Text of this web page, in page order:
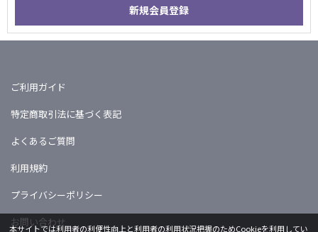
ご利用ガイド
特定商取引法に基づく表記
よくあるご質問
利用規約
プライバシーポリシー
お問い合わせ
本サイトでは利用者の利便性向上と利用者の利用状況把握のためCookieを利用してい